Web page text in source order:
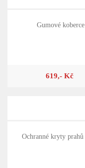
Gumové
619,- Kč
Ochranné kryty